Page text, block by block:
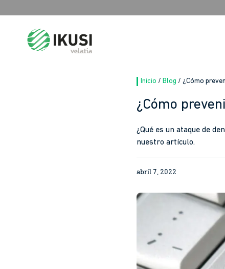
Inicio / Blog / ¿Cómo
¿Cómo
¿Qué es un ataque de
nuestro artículo.
abril 7, 2022